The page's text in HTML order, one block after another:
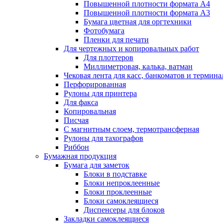
Повышенной плотности формата А4
Повышенной плотности формата А3
Бумага цветная для оргтехники
Фотобумага
Пленки для печати
Для чертежных и копировальных работ
Для плоттеров
Миллиметровая, калька, ватман
Чековая лента для касс, банкоматов и
Перфорированная
Рулоны для принтера
Для факса
Копировальная
Писчая
С магнитным слоем, термотрансферная
Рулоны для тахографов
Риббон
Бумажная продукция
Бумага для заметок
Блоки в подставке
Блоки непроклеенные
Блоки проклеенные
Блоки самоклеящиеся
Диспенсеры для блоков
Закладки самоклеящиеся